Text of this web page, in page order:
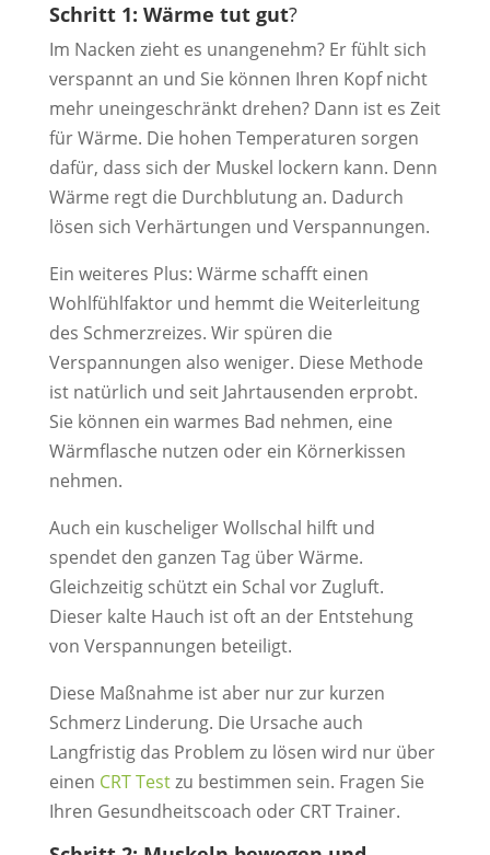
Schritt 1: Wärme tut gut?
Im Nacken zieht es unangenehm? Er fühlt sich
verspannt an und Sie können Ihren Kopf nicht
mehr uneingeschränkt drehen? Dann ist es Zeit
für Wärme. Die hohen Temperaturen sorgen
dafür, dass sich der Muskel lockern kann. Denn
Wärme regt die Durchblutung an. Dadurch
lösen sich Verhärtungen und Verspannungen.
Ein weiteres Plus: Wärme schafft einen
Wohlfühlfaktor und hemmt die Weiterleitung
des Schmerzreizes. Wir spüren die
Verspannungen also weniger. Diese Methode
ist natürlich und seit Jahrtausenden erprobt.
Sie können ein warmes Bad nehmen, eine
Wärmflasche nutzen oder ein Körnerkissen
nehmen.
Auch ein kuscheliger Wollschal hilft und
spendet den ganzen Tag über Wärme.
Gleichzeitig schützt ein Schal vor Zugluft.
Dieser kalte Hauch ist oft an der Entstehung
von Verspannungen beteiligt.
Diese Maßnahme ist aber nur zur kurzen
Schmerz Linderung. Die Ursache auch
Langfristig das Problem zu lösen wird nur über
einen CRT Testzu bestimmen sein. Fragen Sie
Ihren Gesundheitscoach oder CRT Trainer.